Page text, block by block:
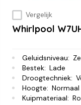
Vergelijk
Whirlpool
Geluidsniveau:
Bestek: Lade
Droogtechniek:
Hoogte: Normaal
Kuipmateriaal: